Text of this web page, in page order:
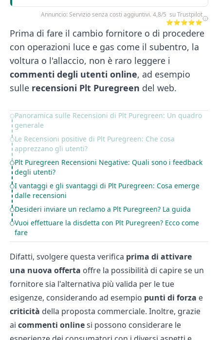
Annuncio: Servizio senza costi aggiuntivi. 4,8/5 su Trustpilot
⭐⭐⭐⭐⭐
Prima di fare il cambio fornitore o di procedere
con operazioni luce e gas come il subentro, la
voltura o l'allaccio, non è raro leggere i
commenti degli utenti online, ad esempio
sulle recensioni Plt Puregreen del web.
Table of Contents
Panoramica sulle Recensioni di Plt Puregreen: Un quadro
generale
Le Recensioni positive di Plt Puregreen: Che cosa
apprezzano gli utenti?
Plt Puregreen Recensioni Negative: Quali sono i feedback
degli utenti?
I vantaggi e gli svantaggi di Plt Puregreen: Cosa emerge
dalle recensioni
Desideri inviare un reclamo a Plt Puregreen? La guida
Vuoi effettuare la disdetta con Plt Puregreen? Ecco come
fare
Difatti, svolgere questa verifica prima di attivare
una nuova offerta offre la possibilità di capire se un
fornitore sia l'alternativa più valida per le tue
esigenze, considerando ad esempio punti di forza e
criticità della proposta commerciale. Inoltre, grazie
ai commenti onlinesi possono considerare le